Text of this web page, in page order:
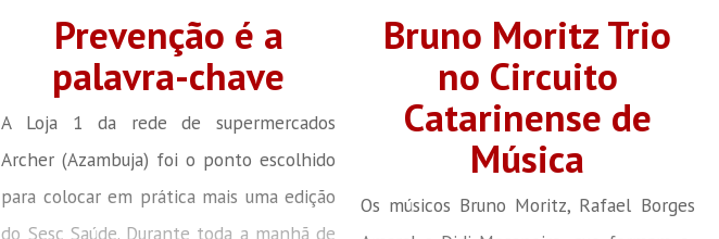
Prevenção é a
palavra-chave
A Loja 1 da rede de supermercados
Archer (Azambuja) foi o ponto escolhido
para colocar em prática mais uma edição
do Sesc Saúde. Durante toda a manhã de
Bruno Moritz Trio
no Circuito
Catarinense de
Música
Os músicos Bruno Moritz, Rafael Borges